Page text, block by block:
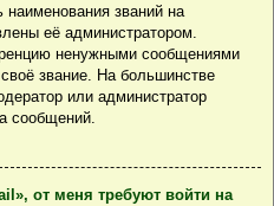
званий на
её администратором.
ненужными сообщениями
звание. На большинстве
или администратор
сообщений.
от меня требуют войти на